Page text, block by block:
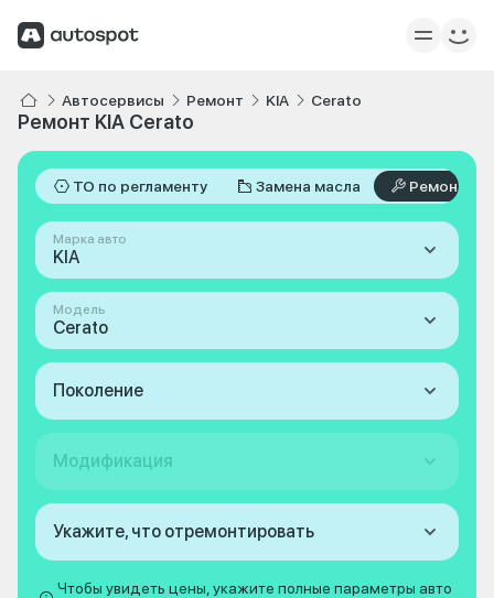
Автосервисы Ремонт KIA Cerato
Ремонт KIA Cerato
ТО по регламенту Замена масла Ремонт
Марка авто
KIA
Модель
Cerato
Поколение
Модификация
Укажите, что отремонтировать
Чтобы увидеть цены, укажите полные параметры авто